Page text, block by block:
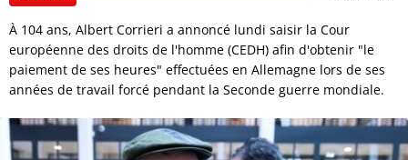
À 104 ans, Albert Corrieri a annoncé lundi saisir la Cour
européenne des droits de l'homme (CEDH) afin d'obtenir "le
paiement de ses heures" effectuées en Allemagne lors de ses
années de travail forcé pendant la Seconde guerre mondiale.